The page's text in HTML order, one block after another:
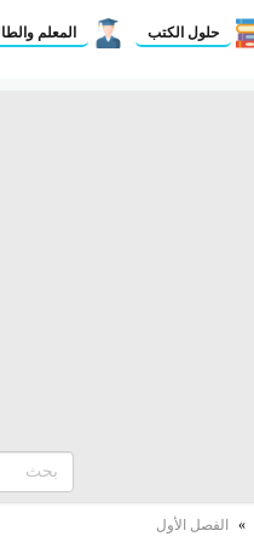
حلول الكتب المعلم
» الفصل الأول